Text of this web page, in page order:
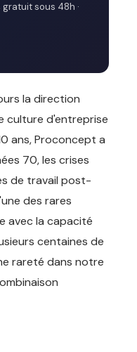
gratuit sous 48h ·
la direction
culture d'entreprise
ans, Proconcept a
70, les crises
de travail post-
des rares
avec la capacité
centaines de
rareté dans notre